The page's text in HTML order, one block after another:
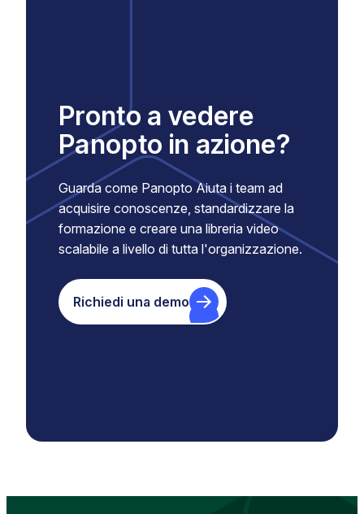
Pronto a vedere
Panopto in azione?
Guarda come Panopto Aiuta i team ad
acquisire conoscenze, standardizzare la
formazione e creare una libreria video
scalabile a livello di tutta l'organizzazione.
Richiedi una demo